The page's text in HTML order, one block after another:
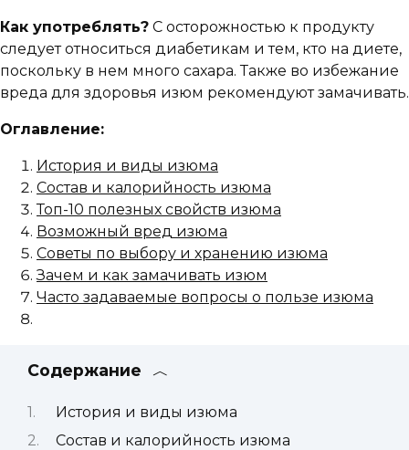
Как употреблять? С осторожностью к продукту
следует относиться диабетикам и тем, кто на диете,
поскольку в нем много сахара. Также во избежание
вреда для здоровья изюм рекомендуют замачивать.
Оглавление:
История и виды изюма
Состав и калорийность изюма
Топ-10 полезных свойств изюма
Возможный вред изюма
Советы по выбору и хранению изюма
Зачем и как замачивать изюм
Часто задаваемые вопросы о пользе изюма
Содержание
История и виды изюма
Состав и калорийность изюма